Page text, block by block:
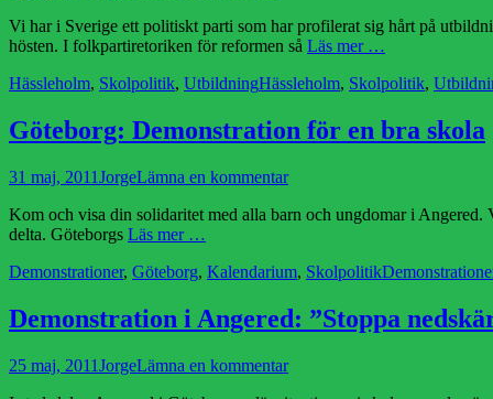
Vi har i Sverige ett politiskt parti som har profilerat sig hårt på
hösten. I folkpartiretoriken för reformen så Läs mer …
Kategorier
Hässleholm, Skolpolitik, UtbildningEtiketter
Hässleholm, Skolpolitik,
Göteborg: Demonstration för en bra skola
Publicerad
31 maj, 2011 Författare
JorgeLämna en kommentar
Kom och visa din solidaritet med alla barn och ungdomar i
delta. Göteborgs Läs mer …
Kategorier
Demonstrationer, Göteborg, Kalendarium, SkolpolitikEtiketter
Demonstration i Angered: ”Stoppa
Publicerad
25 maj, 2011 Författare
JorgeLämna en kommentar